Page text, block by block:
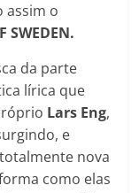
assim o
SWEDEN.
da parte
lírica que
Lars Eng,
e
nova
como elas